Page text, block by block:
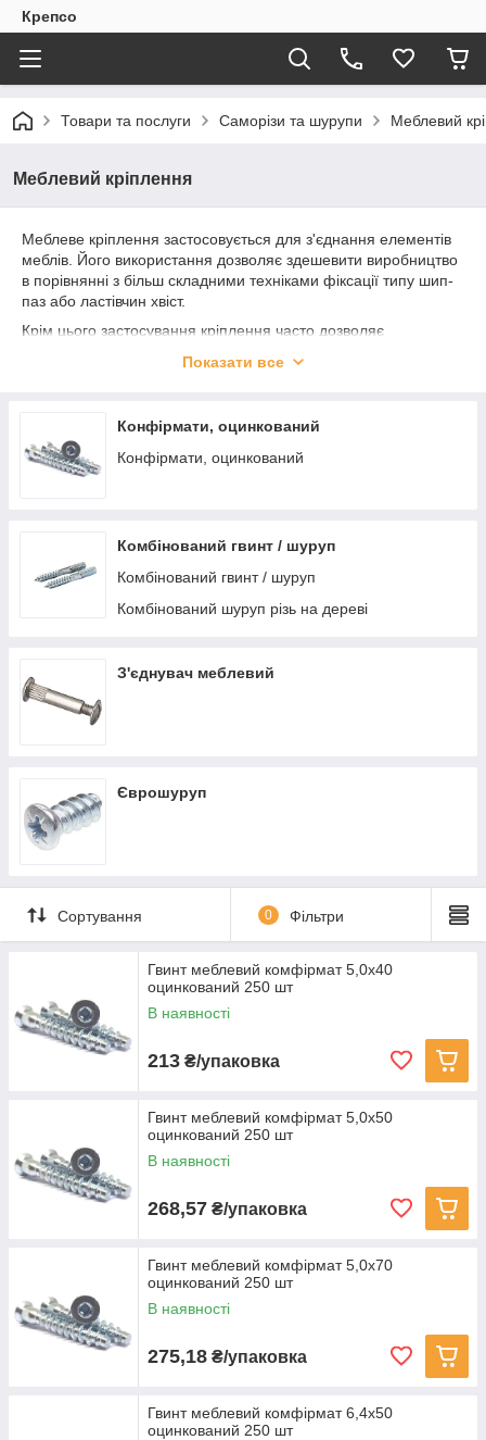
Крепсо
Товари та послуги Саморізи та шурупи Меблевий
Меблевий кріплення
Меблеве кріплення застосовується для з'єднання елементів
меблів. Його використання дозволяє здешевити виробництво
в порівнянні з більш складними техніками фіксації типу шип-
паз або ластівчин хвіст.
Крім цього застосування кріплення часто дозволяє
клею. Це робить її розбірним та полегшує транспортування.
кріпленням, вона доставляється в розібраному вигляді, тому
її легше вносити в квартири, будинки та офіси.
Показати все
Конфірмати, оцинкований
Конфірмати, оцинкований
Комбінований гвинт / шуруп
Комбінований гвинт / шуруп
Комбінований шуруп різь на дереві
З'єднувач меблевий
Єврошуруп
Сортування 0 Фільтри
Гвинт меблевий комфірмат 5,0x40
оцинкований 250 шт
В наявності
213 ₴/упаковка
Гвинт меблевий комфірмат 5,0x50
оцинкований 250 шт
В наявності
268,57 ₴/упаковка
Гвинт меблевий комфірмат 5,0x70
оцинкований 250 шт
В наявності
275,18 ₴/упаковка
Гвинт меблевий комфірмат 6,4x50
оцинкований 250 шт